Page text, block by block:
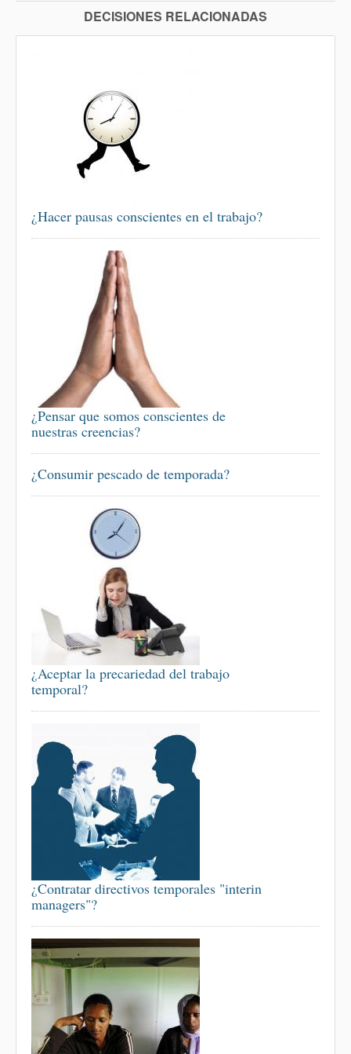
DECISIONES RELACIONADAS
¿Hacer pausas conscientes en el trabajo?
¿Pensar que somos conscientes de
nuestras creencias?
¿Consumir pescado de temporada?
¿Aceptar la precariedad del trabajo
temporal?
¿Contratar directivos temporales "interin
managers"?